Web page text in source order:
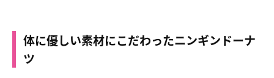
体に優しい素材にこだわったニンギンドーナ
ツ